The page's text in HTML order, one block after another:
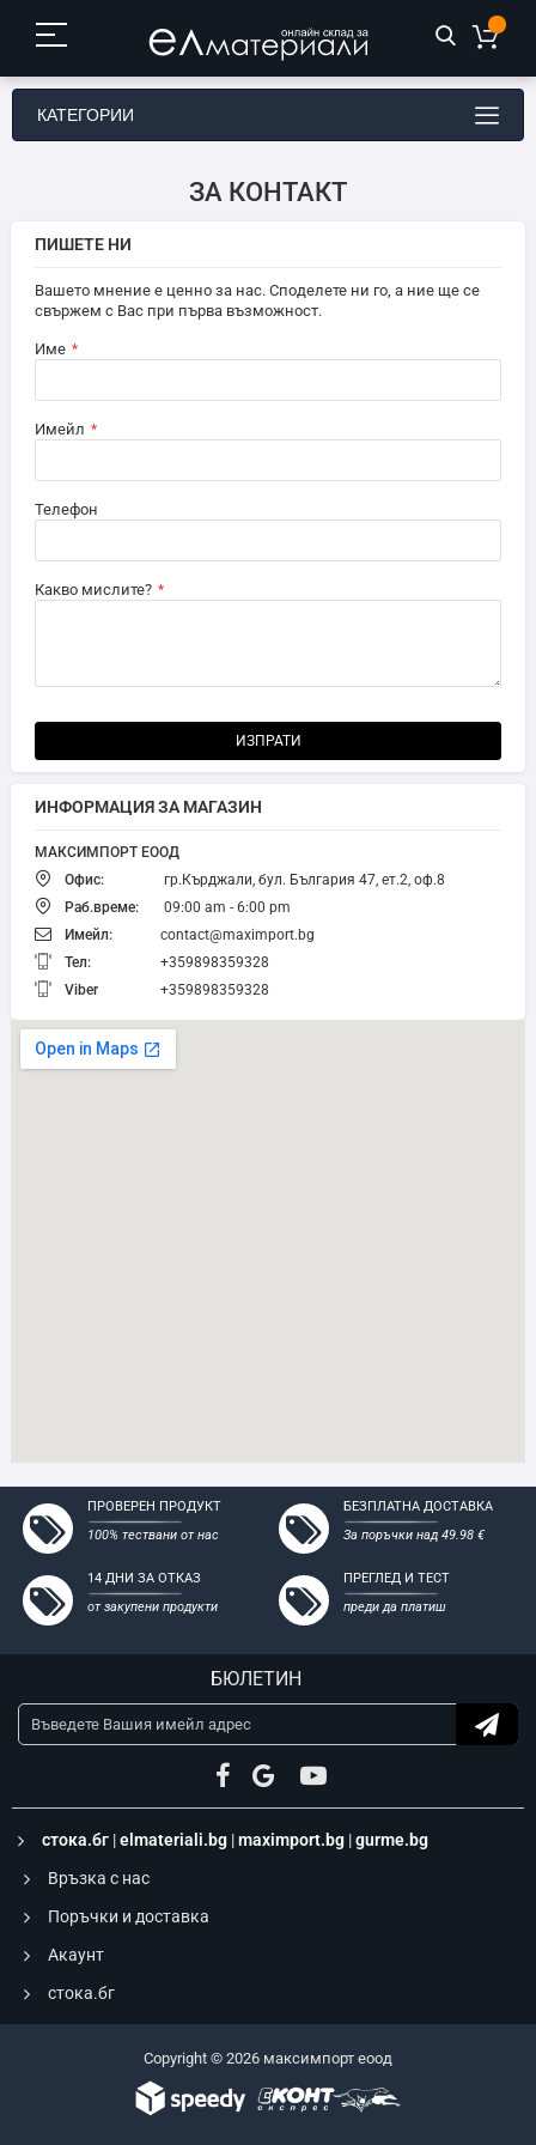
КАТЕГОРИИ
ЗА КОНТАКТ
ПИШЕТЕ НИ
Вашето мнение е ценно за нас. Споделете ни го, а ние ще се
свържем с Вас при първа възможност.
Име
Имейл
Телефон
Какво мислите?
ИЗПРАТИ
ИНФОРМАЦИЯ ЗА МАГАЗИН
МАКСИМПОРТ ЕООД
Офис:
гр.Кърджали, бул. България 47, ет.2, оф.8
Раб.време:
09:00 am - 6:00 pm
Имейл:
contact@maximport.bg
Тел:
+359898359328
Viber
+359898359328
ПРОВЕРЕН ПРОДУКТ
100% тествани от нас
БЕЗПЛАТНА ДОСТАВКА
За поръчки над 49.98 €
14 ДНИ ЗА ОТКАЗ
от закупени продукти
ПРЕГЛЕД И ТЕСТ
преди да платиш
БЮЛЕТИН
стока.бг |elmateriali.bg |maximport.bg |gurme.bg
Връзка с нас
Поръчки и доставка
Акаунт
стока.бг
Copyright © 2026 максимпорт еоод